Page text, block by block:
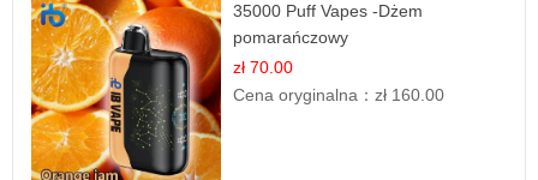
35000 Puff Vapes -Dżem
pomarańczowy
zł 70.00
Cena oryginalna：zł 160.00